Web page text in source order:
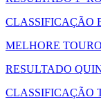
CLASSIFICAÇÃO
MELHORE
RESULTADO
CLASSIFICAÇÃO